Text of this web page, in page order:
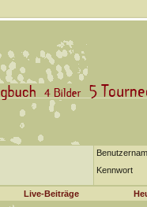
Kennwort
Live-Beiträge